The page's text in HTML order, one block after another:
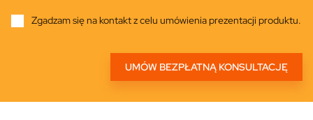
Zgadzam się na kontakt z celu umówienia prezentacji produktu.